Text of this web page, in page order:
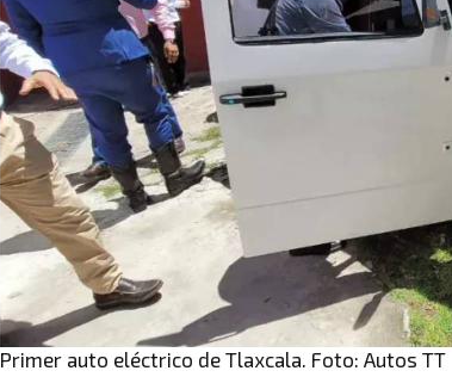
Primer auto eléctrico de Tlaxcala. Foto: Autos TT